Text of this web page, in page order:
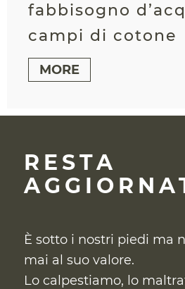
fabbisogno
campi di cotone
MORE
RESTA
È sotto i nostri piedi ma
mai al suo valore.
Lo calpestiamo, lo